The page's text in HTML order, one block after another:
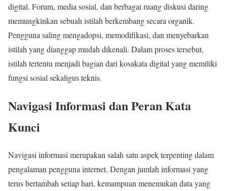
digital. Forum, media sosial, dan berbagai ruang diskusi daring
memungkinkan sebuah istilah berkembang secara organik.
Pengguna saling mengadopsi, memodifikasi, dan menyebarkan
istilah yang dianggap mudah dikenali. Dalam proses tersebut,
istilah tertentu menjadi bagian dari kosakata digital yang memiliki
fungsi sosial sekaligus teknis.
Navigasi Informasi dan Peran Kata
Kunci
Navigasi informasi merupakan salah satu aspek terpenting dalam
pengalaman pengguna internet. Dengan jumlah informasi yang
terus bertambah setiap hari, kemampuan menemukan data yang